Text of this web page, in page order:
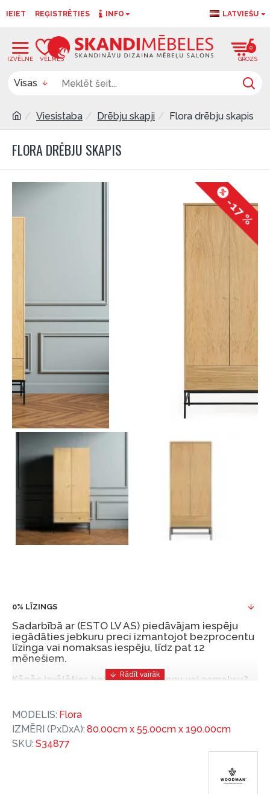
IEIET REĢISTRĒTIES INFO LATVIEŠU
0
Visas
Viesistaba Drēbju skapji Flora drēbju skapis
FLORA DRĒBJU SKAPIS
-17 %
0% LĪZINGS
Sadarbībā ar (ESTO LV AS) piedāvājam iespēju
iegādāties jebkuru preci izmantojot bezprocentu
līzinga vai nomaksas iespēju, līdz pat 12
mēnešiem.
Kāpēc izvēlēties bezprocentu līzingu vai nomaksu?
un izdevīgs finansēšanas risinājums, lai iegādātos
vajadzīgās preces tulīt, bet par tām norēķinoties
vēlāk.
Ar ESTO iegūstiet bezprocentu līzinga vai nomaksas
priekšrocības bez pirmās iemaksas un ar nomaksas
MODELIS: Flora
IZMĒRI (PxDxA): 80.00cm x 55.00cm x 190.00cm
SKU: S34877